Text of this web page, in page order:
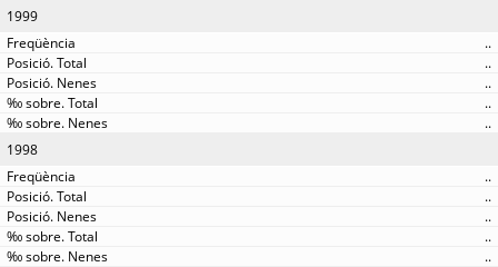
1999
..
..
..
..
..
1998
..
..
..
..
..